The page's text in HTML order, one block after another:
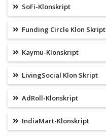
SoFi-Klonskript
Funding Circle Klon Skript
Kaymu-Klonskript
LivingSocial Klon Skript
AdRoll-Klonskript
IndiaMart-Klonskript